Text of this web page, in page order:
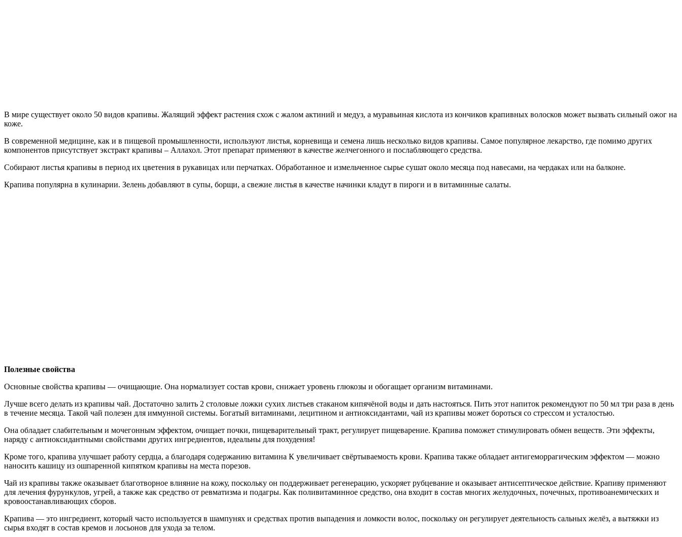
В мире существует около 50 видов крапивы. Жалящий эффект растения схож с жалом актиний и медуз, а муравьиная кислота из кончиков крапивных волосков может вызвать сильный ожог на
коже.
В современной медицине, как и в пищевой промышленности, используют листья, корневища и семена лишь несколько видов крапивы. Самое популярное лекарство, где помимо других
компонентов присутствует экстракт крапивы – Аллахол. Этот препарат применяют в качестве желчегонного и послабляющего средства.
Собирают листья крапивы в период их цветения в рукавицах или перчатках. Обработанное и измельченное сырье сушат около месяца под навесами, на чердаках или на балконе.
Крапива популярна в кулинарии. Зелень добавляют в супы, борщи, а свежие листья в качестве начинки кладут в пироги и в витаминные салаты.
Полезные свойства
Основные свойства крапивы — очищающие. Она нормализует состав крови, снижает уровень глюкозы и обогащает организм витаминами.
Лучше всего делать из крапивы чай. Достаточно залить 2 столовые ложки сухих листьев стаканом кипячёной воды и дать настояться. Пить этот напиток рекомендуют по 50 мл три раза в день
в течение месяца. Такой чай полезен для иммунной системы. Богатый витаминами, лецитином и антиоксидантами, чай из крапивы может бороться со стрессом и усталостью.
Она обладает слабительным и мочегонным эффектом, очищает почки, пищеварительный тракт, регулирует пищеварение. Крапива поможет стимулировать обмен веществ. Эти эффекты,
наряду с антиоксидантными свойствами других ингредиентов, идеальны для похудения!
Кроме того, крапива улучшает работу сердца, а благодаря содержанию витамина К увеличивает свёртываемость крови. Крапива также обладает антигеморрагическим эффектом — можно
наносить кашицу из ошпаренной кипятком крапивы на места порезов.
Чай из крапивы также оказывает благотворное влияние на кожу, поскольку он поддерживает регенерацию, ускоряет рубцевание и оказывает антисептическое действие. Крапиву применяют
для лечения фурункулов, угрей, а также как средство от ревматизма и подагры. Как поливитаминное средство, она входит в состав многих желудочных, почечных, противоанемических и
кровоостанавливающих сборов.
Крапива — это ингредиент, который часто используется в шампунях и средствах против выпадения и ломкости волос, поскольку он регулирует деятельность сальных желёз, а вытяжки из
сырья входят в состав кремов и лосьонов для ухода за телом.